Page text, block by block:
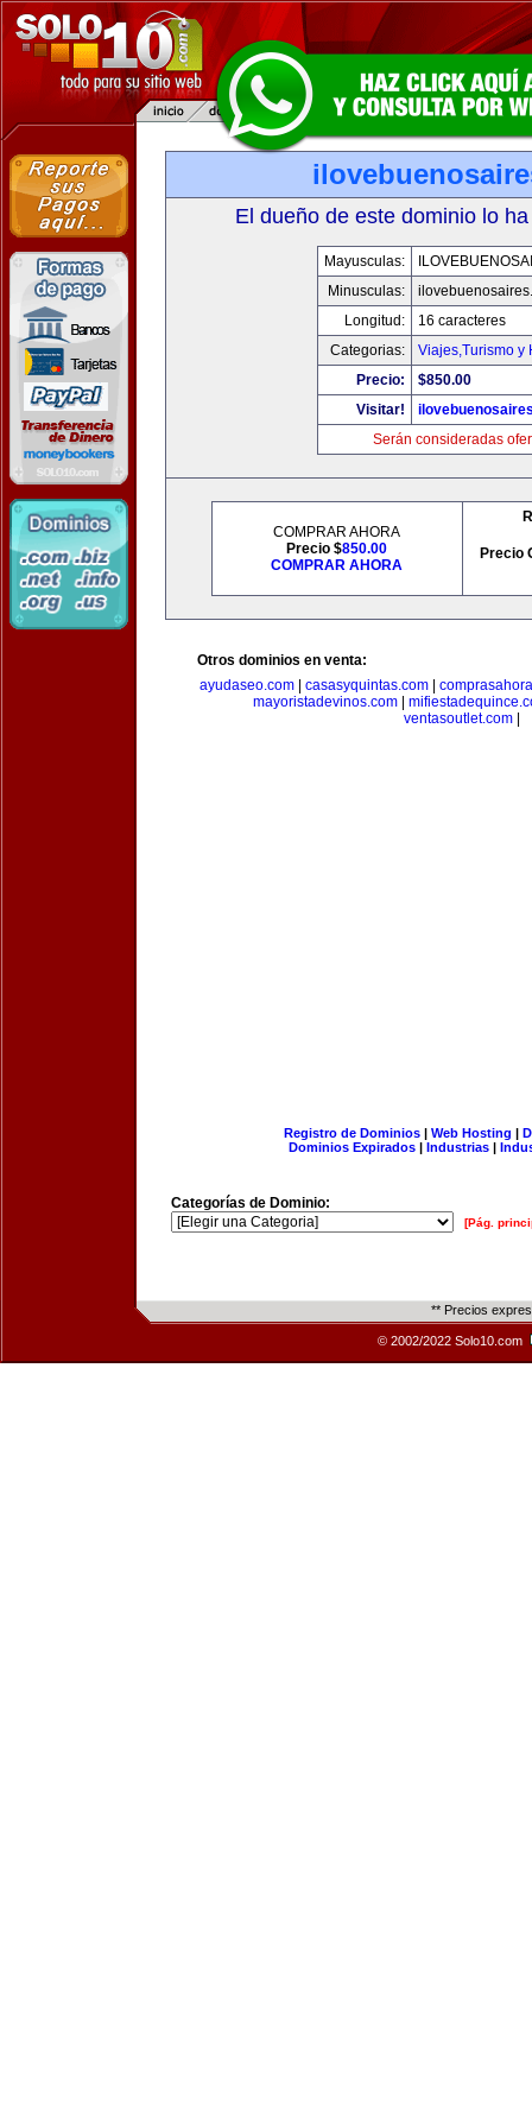
El dueño de este dominio lo
Mayusculas:
Minusculas:
Longitud:
16 caracteres
Categorias:
Viajes,Turismo y
Precio:
$850.00
Visitar!
Serán consideradas
COMPRAR AHORA
Precio $850.00
COMPRAR AHORA
Precio
Otros dominios en venta:
ayudaseo.com
casasyquintas.com
mayoristadevinos.com
ventasoutlet.com
Registro de Dominios| Web Hosting |
Dominios Expirados | Industrias |
Categorías de Dominio:
[Pág.
** Precios
© 2002/2022 Solo10.com